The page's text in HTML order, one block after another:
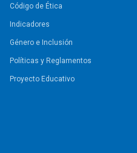
Código de Ética
Indicadores
Género e Inclusión
Políticas y Reglamentos​
Proyecto Educativo